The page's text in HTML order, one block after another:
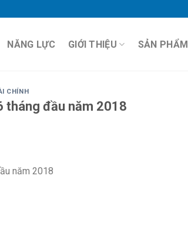
NĂNG LỰC GIỚI THIỆU SẢN PHẨM
CHÍNH
tháng đầu năm 2018
năm 2018